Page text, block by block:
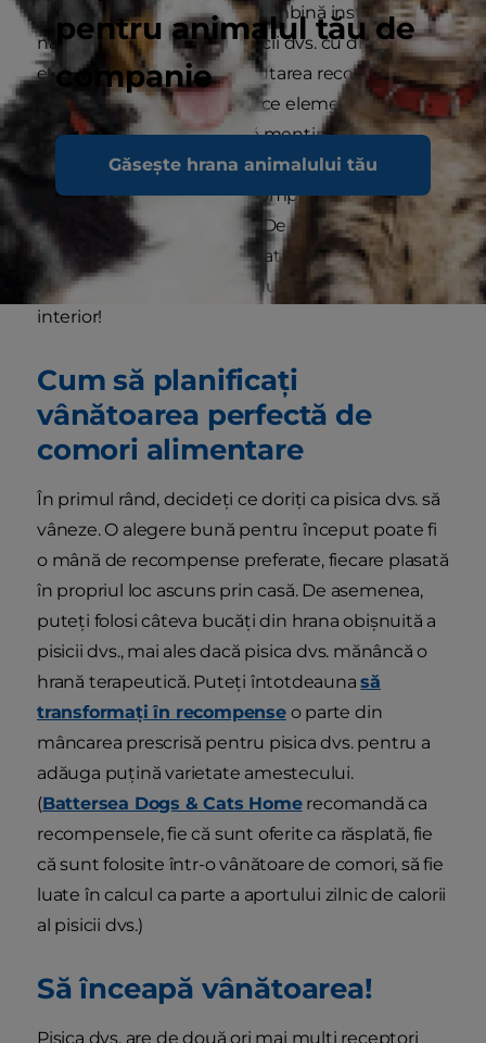
pentru animalul tău de
companie
Găsește hrana animalului tău
O vânătoare de alimente combină instinctul
natural de vânătoare al pisicii dvs. cu dragostea
ei pentru recompense! Căutarea recompenselor
o pune în mișcare, în timp ce elementul de
rezolvare a problemelor vă menține pisica
angajată mental și concentrată. Iar când, în cele
din urmă, își adulmecă recompensa, are parte de
satisfacția „prinderii prăzii”. De asemenea, este
amuzant să vă vedeți simpatica și pufoasă
prietenă felină dezlănțuindu-și prădătorul
interior!
Cum să planificați
vânătoarea perfectă de
comori alimentare
În primul rând, decideți ce doriți ca pisica dvs. să
vâneze. O alegere bună pentru început poate fi
o mână de recompense preferate, fiecare plasată
în propriul loc ascuns prin casă. De asemenea,
puteți folosi câteva bucăți din hrana obișnuită a
pisicii dvs., mai ales dacă pisica dvs. mănâncă o
hrană terapeutică. Puteți întotdeaunasă
transformați în recompenseo parte din
mâncarea prescrisă pentru pisica dvs. pentru a
adăuga puțină varietate amestecului.
(Battersea Dogs & Cats Homerecomandă ca
recompensele, fie că sunt oferite ca răsplată, fie
că sunt folosite într-o vânătoare de comori, să fie
luate în calcul ca parte a aportului zilnic de calorii
al pisicii dvs.)
Să înceapă vânătoarea!
Pisica dvs. are de două ori mai mulți receptori